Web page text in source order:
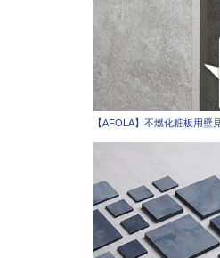
【AFOLA】不燃化粧板用壁